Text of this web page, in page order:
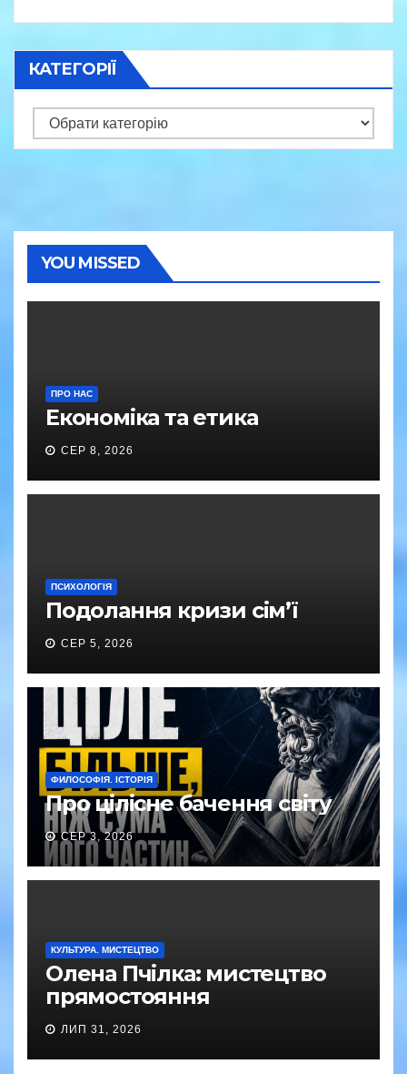
КАТЕГОРІЇ
Категорії
YOU MISSED
ПРО НАС
Економіка та етика
СЕР 8, 2026
ПСИХОЛОГІЯ
Подолання кризи сім’ї
СЕР 5, 2026
ФИЛОСОФІЯ. ІСТОРІЯ
Про цілісне бачення світу
СЕР 3, 2026
КУЛЬТУРА. МИСТЕЦТВО
Олена Пчілка: мистецтво
прямостояння
ЛИП 31, 2026